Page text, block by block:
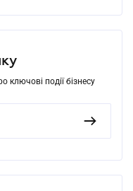
ключові події бізнесу